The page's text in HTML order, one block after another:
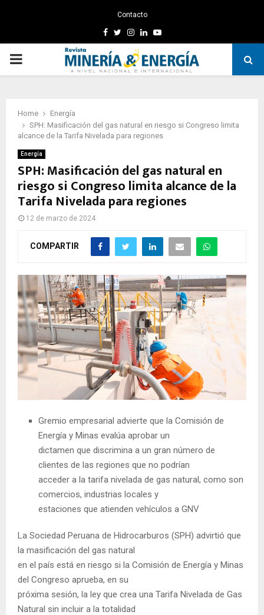
Contacto
Facebook
TwitterInstagram
LinkedinYoutube
PRIMARY
Home
Energía
SPH: Masificación del gas natural en riesgo si Congreso limita
alcance de la Tarifa Nivelada para regiones
Energía
SPH: Masificación del gas natural en
riesgo si Congreso limita alcance de la
Tarifa Nivelada para regiones
12 de marzo de 2024
COMPARTIR
Gremio empresarial advierte que la Comisión de
Energía y Minas evalúa aprobar un
dictamen que discrimina a un gran número de
clientes de las regiones que no podrían
acceder a la tarifa nivelada de gas natural, como son
comercios, industrias locales y
estaciones que atienden vehículos a GNV
La Sociedad Peruana de Hidrocarburos (SPH) advirtió que
la masificación del gas natural
en el país está en riesgo si la Comisión de Energía y Minas
del Congreso aprueba, en su
próxima sesión, la ley que crea una Tarifa Nivelada de Gas
Natural sin incluir a la totalidad